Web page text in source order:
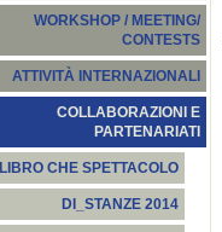
WORKSHOP / MEETING/
CONTESTS
ATTIVITÀ INTERNAZIONALI
COLLABORAZIONI E
PARTENARIATI
LIBRO CHE SPETTACOLO
DI_STANZE 2014